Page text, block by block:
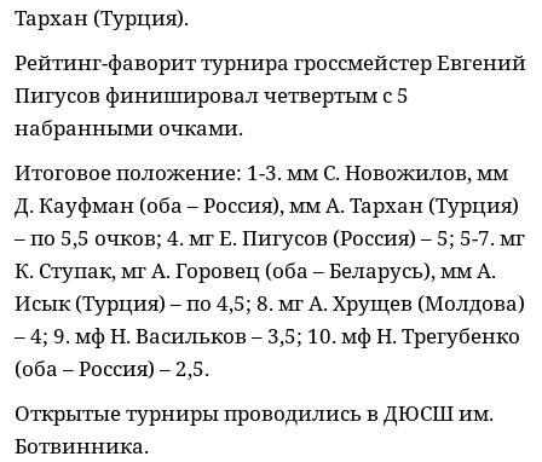
Тархан (Турция).
Рейтинг-фаворит турнира гроссмейстер Евгений
Пигусов финишировал четвертым с 5
набранными очками.
Итоговое положение: 1-3. мм С. Новожилов, мм
Д. Кауфман (оба – Россия), мм А. Тархан (Турция)
– по 5,5 очков; 4. мг Е. Пигусов (Россия) – 5; 5-7. мг
К. Ступак, мг А. Горовец (оба – Беларусь), мм А.
Исык (Турция) – по 4,5; 8. мг А. Хрущев (Молдова)
– 4; 9. мф Н. Васильков – 3,5; 10. мф Н. Трегубенко
(оба – Россия) – 2,5.
Открытые турниры проводились в ДЮСШ им.
Ботвинника.